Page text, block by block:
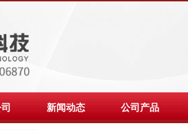
新闻动态 公司产品